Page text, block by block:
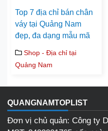
Top 7 địa chỉ bán chân
váy tại Quảng Nam
đẹp, đa dạng mẫu mã
Shop - Địa chỉ tại
Quảng Nam
QUANGNAMTOPLIST
Đơn vị chủ quản: Công ty